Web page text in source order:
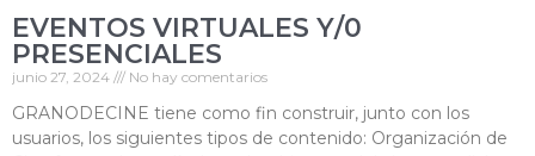
EVENTOS VIRTUALES Y/0
PRESENCIALES
junio 27, 2024 No hay comentarios
GRANODECINE tiene como fin construir, junto con los
usuarios, los siguientes tipos de contenido: Organización de